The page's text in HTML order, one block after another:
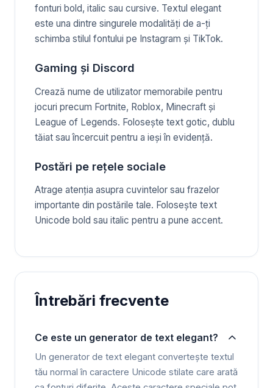
fonturi bold, italic sau cursive. Textul elegant
este una dintre singurele modalități de a-ți
schimba stilul fontului pe Instagram și TikTok.
Gaming și Discord
Crează nume de utilizator memorabile pentru
jocuri precum Fortnite, Roblox, Minecraft și
League of Legends. Folosește text gotic, dublu
tăiat sau încercuit pentru a ieși în evidență.
Postări pe rețele sociale
Atrage atenția asupra cuvintelor sau frazelor
importante din postările tale. Folosește text
Unicode bold sau italic pentru a pune accent.
Întrebări frecvente
Ce este un generator de text elegant?
Un generator de text elegant convertește textul
tău normal în caractere Unicode stilate care arată